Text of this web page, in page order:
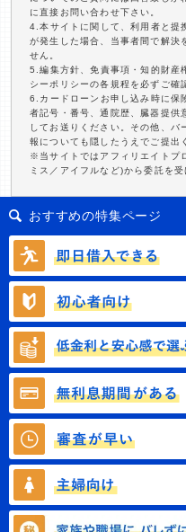
に直接お問い合わせ下さい。
4.本サイトに関して、利用者と提
が発生した場合、当事者間で解決
せん。
5.編集方針、免責事項・知的財産
シーポリシーの各規程を必ずご確
6.カードローンお申し込み時に保
者記号・番号、通院歴、臓器提供
してお送りください。その他、
報についても隠したうえでご提出
※当サイトではアフィリエイトプ
ミス／アイフルなど)から委託を
おすすめの特集ページ